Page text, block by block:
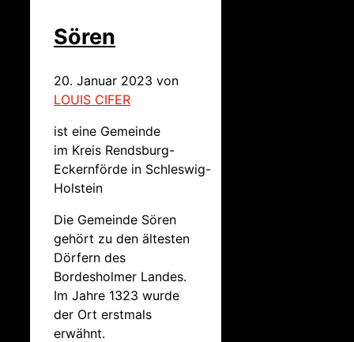
Sören
20. Januar 2023 von
LOUIS CIFER
ist eine Gemeinde
im Kreis Rendsburg-
Eckernförde in Schleswig-
Holstein
Die Gemeinde Sören
gehört zu den ältesten
Dörfern des
Bordesholmer Landes.
Im Jahre 1323 wurde
der Ort erstmals
erwähnt.